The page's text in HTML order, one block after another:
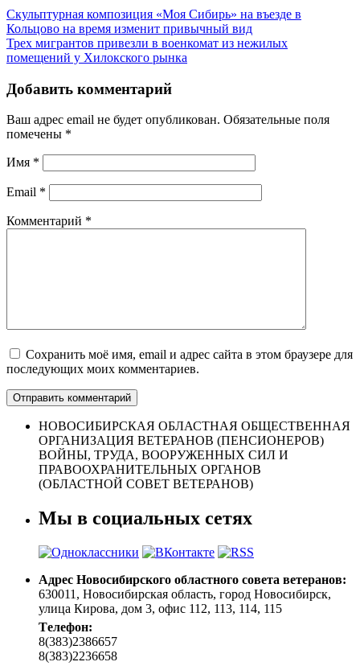
Скульптурная композиция «Моя Сибирь» на въезде в
Кольцово на время изменит привычный вид
Трех мигрантов привезли в военкомат из нежилых
помещений у Хилокского рынка
Добавить комментарий
Ваш адрес email не будет опубликован. Обязательные поля
помечены *
Имя *
Email *
Комментарий *
Сохранить моё имя, email и адрес сайта в этом браузере для
последующих моих комментариев.
НОВОСИБИРСКАЯ ОБЛАСТНАЯ ОБЩЕСТВЕННАЯ
ОРГАНИЗАЦИЯ ВЕТЕРАНОВ (ПЕНСИОНЕРОВ)
ВОЙНЫ, ТРУДА, ВООРУЖЕННЫХ СИЛ И
ПРАВООХРАНИТЕЛЬНЫХ ОРГАНОВ
(ОБЛАСТНОЙ СОВЕТ ВЕТЕРАНОВ)
Мы в социальных сетях
Адрес Новосибирского областного совета ветеранов:
630011, Новосибирская область, город Новосибирск,
улица Кирова, дом 3, офис 112, 113, 114, 115
Tелефон:
8(383)2386657
8(383)2236658